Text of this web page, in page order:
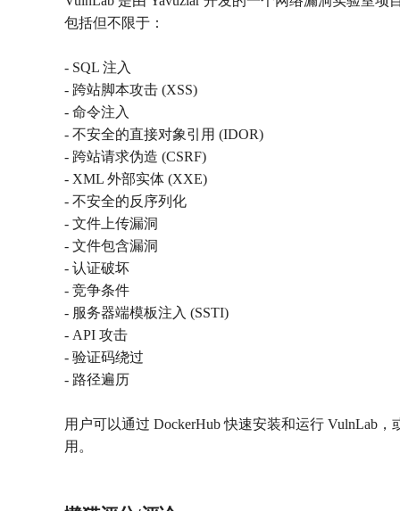
包括但不限于：
- SQL 注入
- 跨站脚本攻击 (XSS)
- 命令注入
- 不安全的直接对象引用 (IDOR)
- 跨站请求伪造 (CSRF)
- XML 外部实体 (XXE)
- 不安全的反序列化
- 文件上传漏洞
- 文件包含漏洞
- 认证破坏
- 竞争条件
- 服务器端模板注入 (SSTI)
- API 攻击
- 验证码绕过
- 路径遍历
用户可以通过 DockerHub 快速安装和运行 VulnLab
用。